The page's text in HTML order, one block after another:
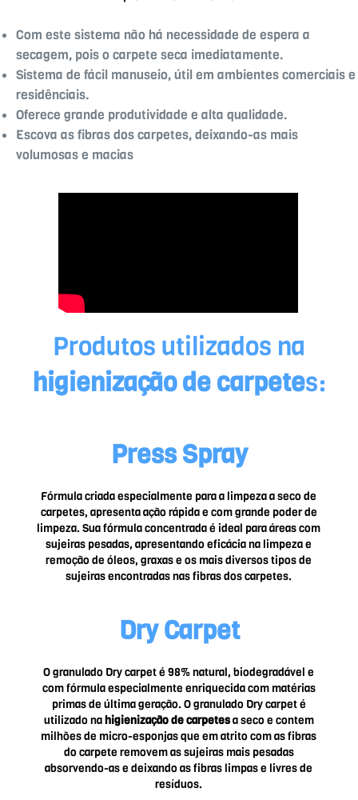
Com este sistema não há necessidade de espera a
secagem, pois o carpete seca imediatamente.
Sistema de fácil manuseio, útil em ambientes comerciais e
residênciais.
Oferece grande produtividade e alta qualidade.
Escova as fibras dos carpetes, deixando-as mais
volumosas e macias
Produtos utilizados na
higienização de carpetes:
Press Spray
Fórmula criada especialmente para a limpeza a seco de
carpetes, apresenta ação rápida e com grande poder de
limpeza. Sua fórmula concentrada é ideal para áreas com
sujeiras pesadas, apresentando eficácia na limpeza e
remoção de óleos, graxas e os mais diversos tipos de
sujeiras encontradas nas fibras dos carpetes.
Dry Carpet
O granulado Dry carpet é 98% natural, biodegradável e
com fórmula especialmente enriquecida com matérias
primas de última geração. O granulado Dry carpet é
utilizado nahigienização de carpetesa seco e contem
milhões de micro-esponjas que em atrito com as fibras
do carpete removem as sujeiras mais pesadas
absorvendo-as e deixando as fibras limpas e livres de
resíduos.